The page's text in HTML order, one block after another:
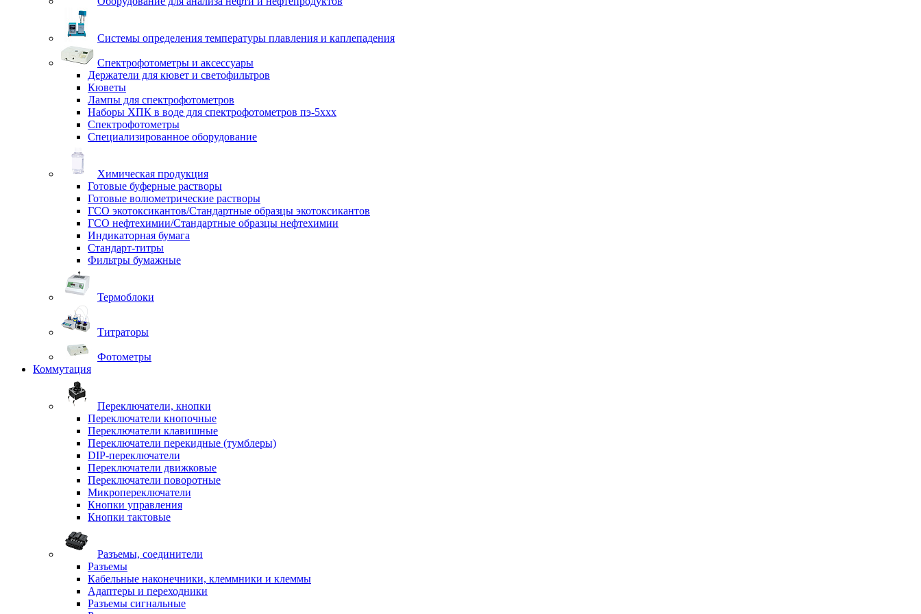
Системы определения температуры плавления и каплепадения
Спектрофотометры и аксессуары
Держатели для кювет и светофильтров
Кюветы
Лампы для спектрофотометров
Наборы ХПК в воде для спектрофотометров пэ-5ххх
Спектрофотометры
Специализированное оборудование
Химическая продукция
Готовые буферные растворы
Готовые волюметрические растворы
ГСО экотоксикантов/Стандартные образцы экотоксикантов
ГСО нефтехимии/Стандартные образцы нефтехимии
Индикаторная бумага
Стандарт-титры
Фильтры бумажные
Термоблоки
Титраторы
Фотометры
Коммутация
Переключатели, кнопки
Переключатели кнопочные
Переключатели клавишные
Переключатели перекидные (тумблеры)
DIP-переключатели
Переключатели движковые
Переключатели поворотные
Микропереключатели
Кнопки управления
Кнопки тактовые
Разъемы, соединители
Разъемы
Кабельные наконечники, клеммники и клеммы
Адаптеры и переходники
Разъемы сигнальные